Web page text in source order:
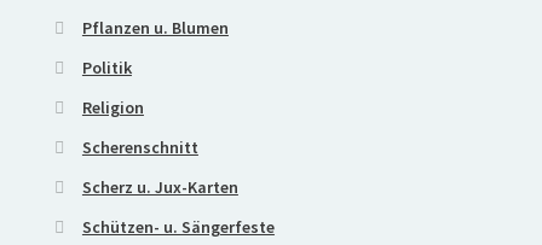
Pflanzen u. Blumen
Politik
Religion
Scherenschnitt
Scherz u. Jux-Karten
Schützen- u. Sängerfeste